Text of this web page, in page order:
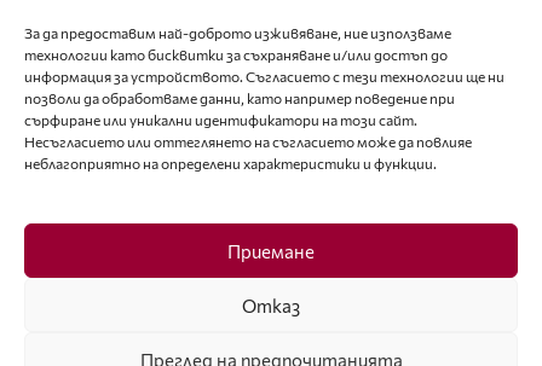
За да предоставим най-доброто изживяване, ние използваме
технологии като бисквитки за съхраняване и/или достъп до
информация за устройството. Съгласието с тези технологии ще ни
позволи да обработваме данни, като например поведение при
сърфиране или уникални идентификатори на този сайт.
Несъгласието или оттеглянето на съгласието може да повлияе
неблагоприятно на определени характеристики и функции.
Приемане
Отказ
Преглед на предпочитанията
За контакти
editor@fashion-lifestyle.net
+359 88 227 33 47
Последвайте ни
Facebook